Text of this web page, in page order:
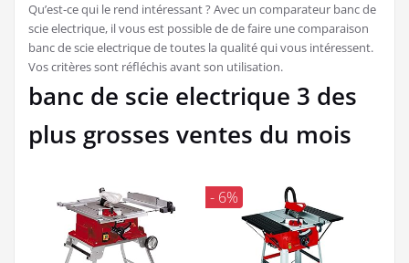
Qu’est-ce qui le rend intéressant ? Avec un comparateur banc de
scie electrique, il vous est possible de de faire une comparaison
banc de scie electrique de toutes la qualité qui vous intéressent.
Vos critères sont réfléchis avant son utilisation.
banc de scie electrique 3 des
plus grosses ventes du mois
- 6%